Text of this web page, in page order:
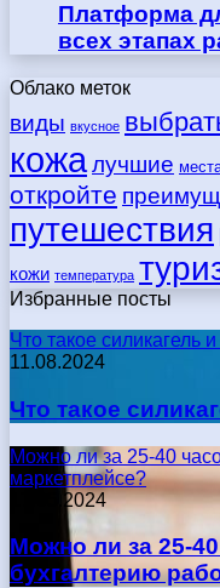
Платформа
всех этапах
Облако меток
виды вкусное
кожалучшие
откройте
путешествия
кожи температура
Избранные посты
Что такое силикагель
11.08.2024
Что такое
Можно ли за 25-40
маркетплейсе?
17.05.2024
Можно ли за 25-
бухгалтерию